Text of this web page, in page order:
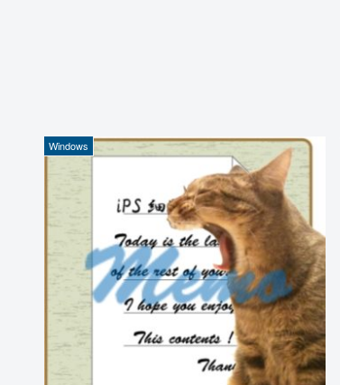
Windows